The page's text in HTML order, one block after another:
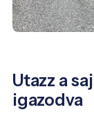
Utazz a
igazodva